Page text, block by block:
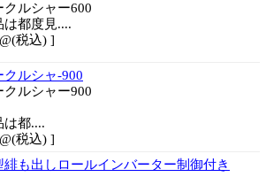
クルシャー600
は都度見....
税込) ]
クルシャ-900
クルシャー900
は都....
税込) ]
緋も出しロールインバーター制御付き